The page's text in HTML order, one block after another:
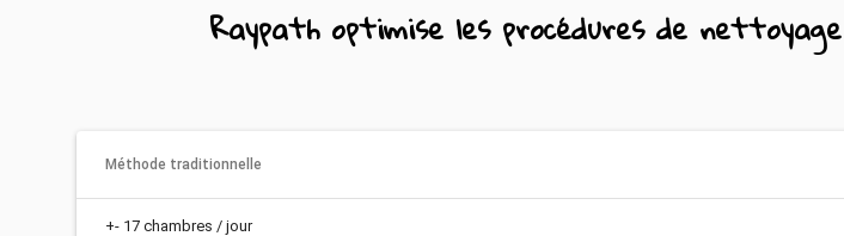
Raypath optimise les procédures de
Méthode traditionnelle
+- 17 chambres / jour